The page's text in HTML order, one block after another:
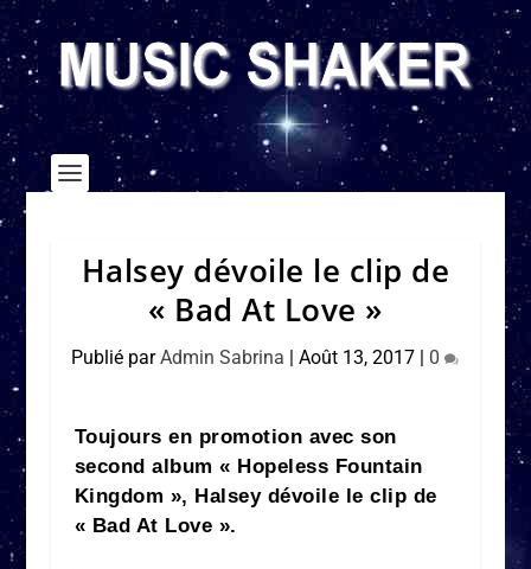
Halsey dévoile le clip de
« Bad At Love »
Publié parAdmin Sabrina |Août 13, 2017 | 0
Toujours en promotion avec son
second album « Hopeless Fountain
Kingdom », Halsey dévoile le clip de
« Bad At Love ».